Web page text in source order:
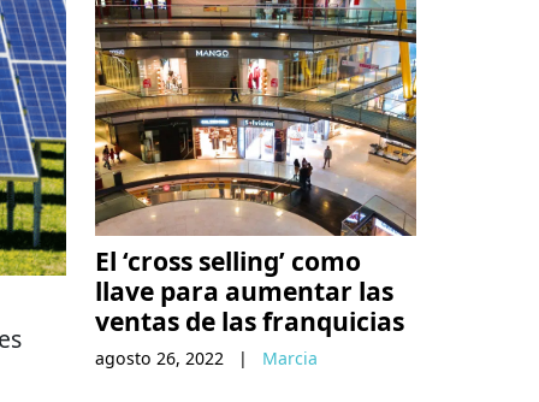
El ‘cross selling’ como
llave para aumentar las
ventas de las franquicias
agosto 26, 2022 | Marcia